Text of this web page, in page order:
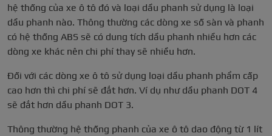
hệ thống của xe ô tô đó và loại dầu phanh sử dụng là loại
dầu phanh nào. Thông thường các dòng xe số sàn và phanh
có hệ thống ABS sẽ có dung tích dầu phanh nhiều hơn các
dòng xe khác nên chi phí thay sẽ nhiều hơn.
Đối với các dòng xe ô tô sử dụng loại dầu phanh phẩm cấp
cao hơn thì chi phí sẽ đắt hơn. Ví dụ như dầu phanh DOT 4
sẽ đắt hơn dầu phanh DOT 3.
Thông thường hệ thống phanh của xe ô tô dao động từ 1 lít